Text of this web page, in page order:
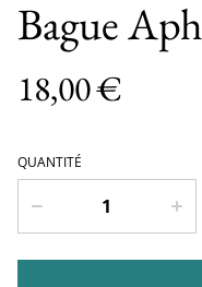
Bague
18,00 €
QUANTITÉ